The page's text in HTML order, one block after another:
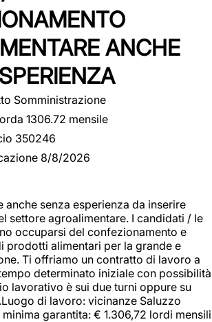
ANCHE
Somministrazione
1306.72 mensile
350246
8/8/2026
anche senza esperienza da inserire
settore agroalimentare. I candidati / le
occuparsi del confezionamento e
prodotti alimentari per la grande e
Ti offriamo un contratto di lavoro a
determinato iniziale con possibilità
lavorativo è sui due turni oppure su
di lavoro: vicinanze Saluzzo
garantita: € 1.306,72 lordi mensili